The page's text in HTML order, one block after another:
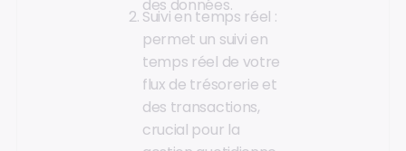
des données.
Suivi en temps réel :
permet un suivi en
temps réel de votre
flux de trésorerie et
des transactions,
crucial pour la